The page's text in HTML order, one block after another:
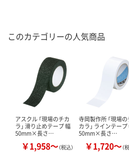
このカテゴリーの人気商品
アスクル 「現場のチカ
ラ」 滑り止めテープ 幅
50mm×長さ…
￥1,958～（税込）
寺岡製作所 「現場の
カラ」 ラインテープ
50mm×長さ…
￥1,720～（